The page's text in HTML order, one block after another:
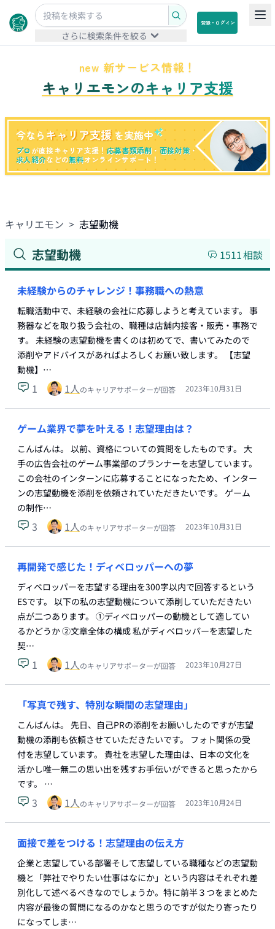
さらに検索条件を絞る
登録・ログイン
new 新サービス情報！
キャリエモンのキャリア支援
今なら キャリア支援 を実施中
プロが直接キャリア支援！応募書類添削 ・ 面接対策・
求人紹介などの無料オンラインサポート！
キャリエモン > 志望動機
志望動機 1511相談
未経験からのチャレンジ！事務職への熱意
転職活動中で、未経験の会社に応募しようと考えています。 事
務器などを取り扱う会社の、職種は店舗内接客・販売・事務で
す。 未経験の志望動機を書くのは初めてで、書いてみたので
添削やアドバイスがあればよろしくお願い致します。 【志望
動機】…
1 1人のキャリアサポーターが回答 2023年10月31日
ゲーム業界で夢を叶える！志望理由は？
こんばんは。 以前、資格についての質問をしたものです。 大
手の広告会社のゲーム事業部のプランナーを志望しています。
この会社のインターンに応募することになったため、インター
ンの志望動機を添削を依頼されていただきたいです。 ゲーム
の制作…
3 1人のキャリアサポーターが回答 2023年10月31日
再開発で感じた！ディベロッパーへの夢
ディベロッパーを志望する理由を300字以内で回答するという
ESです。 以下の私の志望動機について添削していただきたい
点が二つあります。 ①ディベロッパーの動機として適してい
るかどうか ②文章全体の構成 私がディベロッパーを志望した
契…
1 1人のキャリアサポーターが回答 2023年10月27日
「写真で残す、特別な瞬間の志望理由」
こんばんは。 先日、自己PRの添削をお願いしたのですが志望
動機の添削も依頼させていただきたいです。 フォト関係の受
付を志望しています。 貴社を志望した理由は、日本の文化を
活かし唯一無二の思い出を残すお手伝いができると思ったから
です。 …
3 1人のキャリアサポーターが回答 2023年10月24日
面接で差をつける！志望理由の伝え方
企業と志望している部署そして志望している職種などの志望動
機と「弊社でやりたい仕事はなにか」という内容はそれぞれ差
別化して述べるべきなのでしょうか。特に前半３つをまとめた
内容が最後の質問になるのかなと思うのですが似たり寄ったり
になってしま…